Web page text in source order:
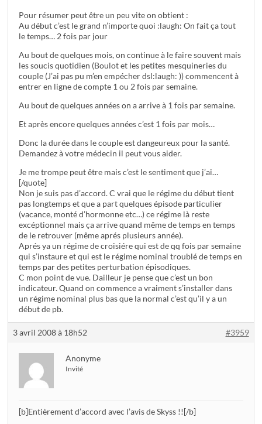
Pour résumer peut être un peu vite on obtient :
Au début c’est le grand n’importe quoi :laugh: On fait ça tout
le temps… 2 fois par jour
Au bout de quelques mois, on continue à le faire souvent mais
les soucis quotidien (Boulot et les petites mesquineries du
couple (J’ai pas pu m’en empécher dsl:laugh: )) commencent à
entrer en ligne de compte 1 ou 2 fois par semaine.
Au bout de quelques années on a arrive à 1 fois par semaine.
Et après encore quelques années c’est 1 fois par mois…
Donc la durée dans le couple est dangeureux pour la santé.
Demandez à votre médecin il peut vous aider.
Je me trompe peut être mais c’est le sentiment que j’ai…
[/quote]
Non je suis pas d’accord. C vrai que le régime du début tient
pas longtemps et que a part quelques épisode particulier
(vacance, monté d’hormonne etc…) ce régime là reste
excéptionnel mais ça arrive quand même de temps en temps
de le retrouver (même aprés plusieurs année).
Aprés ya un régime de croisiére qui est de qq fois par semaine
qui s’instaure et qui est le régime nominal troublé de temps en
temps par des petites perturbation épisodiques.
C mon point de vue. Dailleur je pense que c’est un bon
indicateur. Quand on commence a vraiment s’installer dans
un régime nominal plus bas que la normal c’est qu’il y a un
début de pb.
3 avril 2008 à 18h52 #3959
Anonyme
Invité
[b]Entièrement d’accord avec l’avis de Skyss !![/b]